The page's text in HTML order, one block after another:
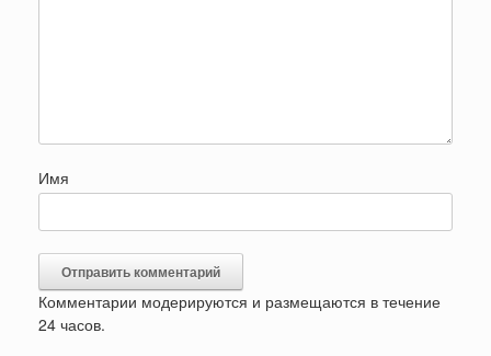
Имя
Комментарии модерируются и размещаются в течение
24 часов.